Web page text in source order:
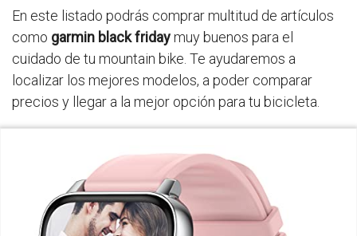
En este listado podrás comprar multitud de artículos
como garmin black fridaymuy buenos para el
cuidado de tu mountain bike. Te ayudaremos a
localizar los mejores modelos, a poder comparar
precios y llegar a la mejor opción para tu bicicleta.